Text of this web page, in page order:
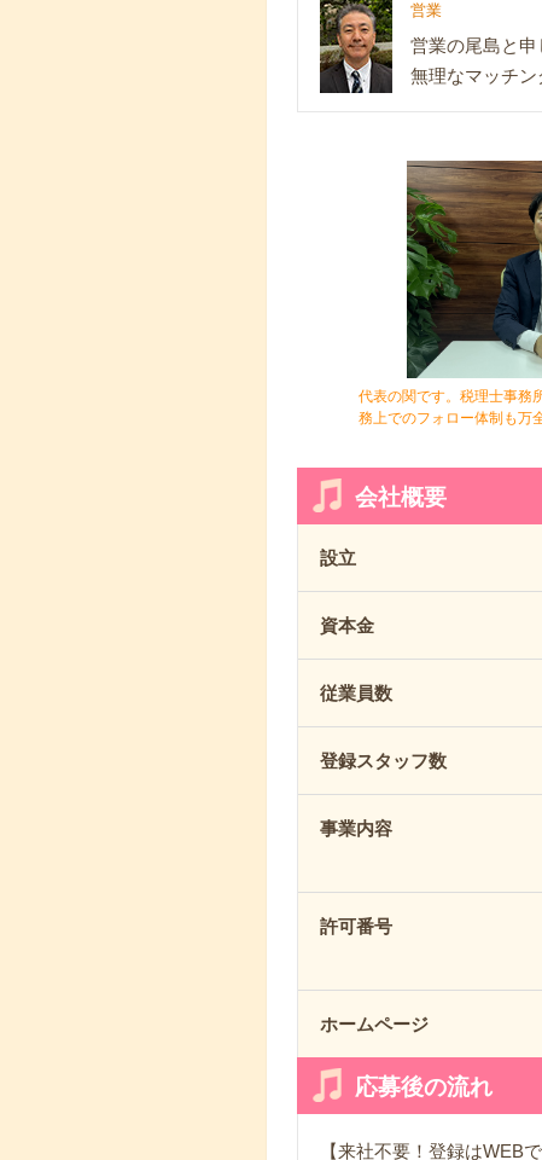
営業
営業の尾島と申
無理なマッチン
代表の関です。税理士事務
務上でのフォロー体制も万
会社概要
設立
資本金
従業員数
登録スタッフ数
事業内容
許可番号
ホームページ
応募後の流れ
【来社不要！登録はWEB